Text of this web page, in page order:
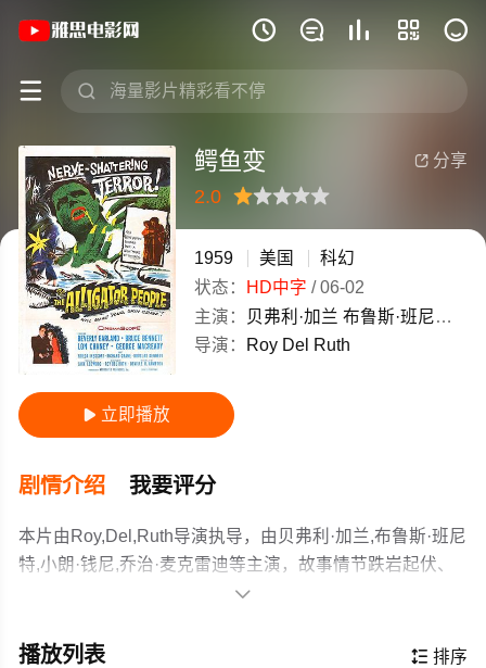
    
 
《鳄鱼变》(1959)美国英语高清电影免
 分享
鳄鱼变
2.0
很差较差
还行推荐力荐
1959 美国
科幻
状态：
HD中字 /06-02
主演：
贝弗利·加兰 布鲁斯·班尼特
导演：
Roy Del Ruth
 立即播放
剧情介绍 我要评分
本片由Roy,Del,Ruth导演执导，由贝弗利·加兰,布鲁斯·班尼
特,小朗·钱尼,乔治·麦克雷迪等主演，故事情节跌岩起伏、
扣人心弦，领广大科幻片爱好者和观众们都期待不已。
结婚当晚神秘消失,她多方寻找最后发现了丈夫身上的秘密,

 排序
播放列表